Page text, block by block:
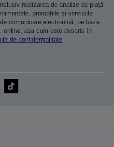
realizarea de analize de piață
promoțiile și serviciile
comunicare electronică, pe baza
online, așa cum este descris în
de confidențialitate